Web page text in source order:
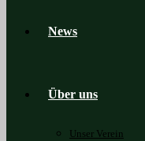
News
Über uns
Unser Verein